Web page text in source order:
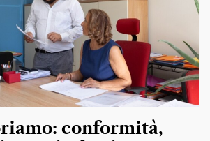
conformità,